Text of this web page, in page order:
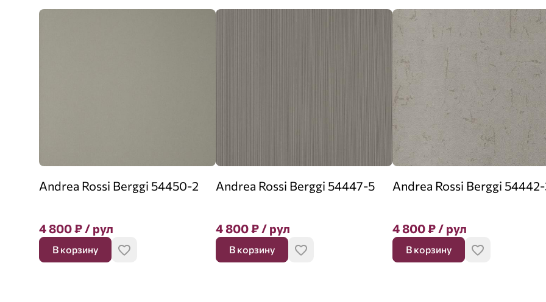
Andrea Rossi Berggi 54450-2
4 800₽/ рул
В корзину
Andrea Rossi Berggi 54447-5
4 800₽/ рул
В корзину
Andrea Rossi Berggi
4 800₽/ рул
В корзину